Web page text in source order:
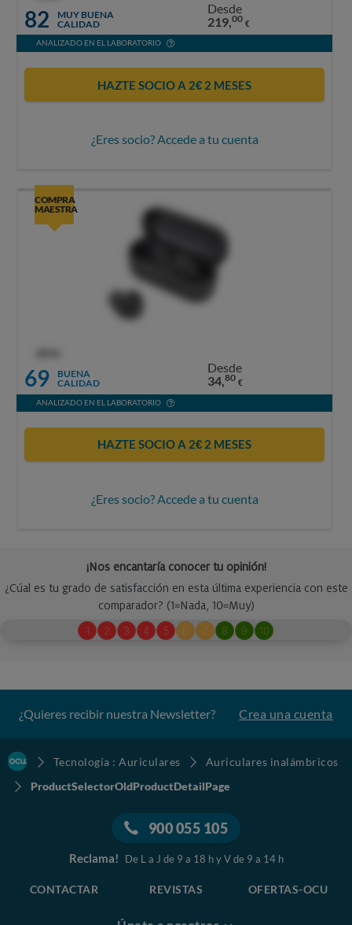
82
MUY BUENA
CALIDAD
Desde
219,00 €
ANALIZADO EN EL LABORATORIO
HAZTE SOCIO A 2€ 2 MESES
¿Eres socio? Accede a tu cuenta
COMPRA
MAESTRA
69
BUENA
CALIDAD
Desde
34,80 €
ANALIZADO EN EL LABORATORIO
HAZTE SOCIO A 2€ 2 MESES
¿Eres socio? Accede a tu cuenta
¿Quieres recibir nuestra Newsletter? Crea una cuenta
Tecnología : Auriculares
Auriculares inalámbricos
ProductSelectorOldProductDetailPage
900 055 105
Reclama! De L a J de 9 a 18 h y V de 9 a 14 h
CONTACTAR REVISTAS OFERTAS-OCU